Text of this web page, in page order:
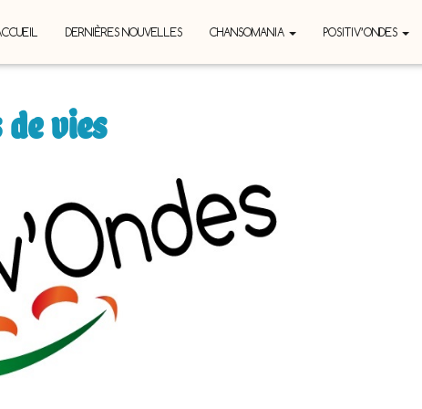
DERNIÈRES NOUVELLES CHANSOMANIA POSITIV’ONDES
de vies